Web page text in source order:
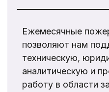
Ежемесячные
позволяют нам
техническую,
аналитическую и
работу в области